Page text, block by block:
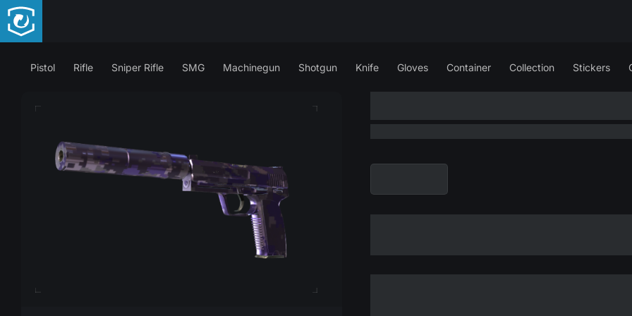
Pistol Rifle Sniper Rifle SMG Machinegun Shotgun Knife Gloves Container Collection Stickers